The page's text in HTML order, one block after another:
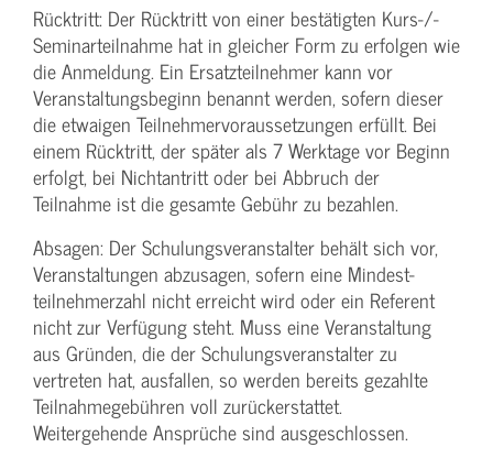
Rücktritt: Der Rücktritt von einer bestätigten Kurs-/­
Seminarteilnahme hat in gleicher Form zu erfolgen wie
die Anmeldung. Ein Ersatzteilnehmer kann vor
Veranstaltungs­beginn benannt werden, sofern dieser
die etwaigen Teilnehmer­voraussetzungen erfüllt. Bei
einem Rücktritt, der später als 7 Werktage vor Beginn
erfolgt, bei Nichtantritt oder bei Abbruch der
Teilnahme ist die gesamte Gebühr zu bezahlen.
Absagen: Der Schulungs­veranstalter behält sich vor,
Veranstaltungen abzusagen, sofern eine Mindest­
teilnehmerzahl nicht erreicht wird oder ein Referent
nicht zur Verfügung steht. Muss eine Veranstaltung
aus Gründen, die der Schulungs­veranstalter zu
vertreten hat, ausfallen, so werden bereits gezahlte
Teilnahme­gebühren voll zurückerstattet.
Weitergehende Ansprüche sind ausgeschlossen.